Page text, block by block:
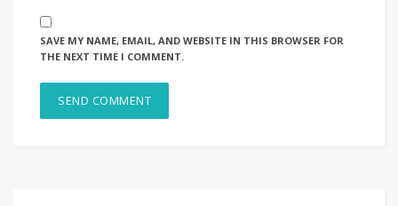
SAVE MY NAME, EMAIL, AND WEBSITE IN THIS BROWSER FOR
THE NEXT TIME I COMMENT.